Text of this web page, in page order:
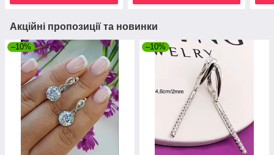
Акційні пропозиції та новинки
–10% –10%